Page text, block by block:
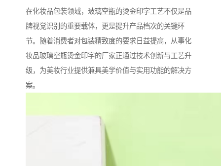
在化妆品包装领域，玻璃空瓶的烫金印字工艺不仅是品
牌视觉识别的重要载体，更是提升产品档次的关键环
节。随着消费者对包装精致度的要求日益提高，从事化
妆品玻璃空瓶烫金印字的厂家正通过技术创新与工艺升
级，为美妆行业提供兼具美学价值与实用功能的解决方
案。